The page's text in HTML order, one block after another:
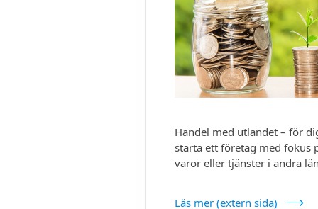
Handel med utlandet – för
starta ett företag med fokus
varor eller tjänster i andra
Läs mer (extern sida)